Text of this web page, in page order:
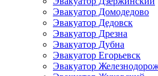
Эвакуатор Домодедово
Эвакуатор Дедовск
Эвакуатор Дрезна
Эвакуатор Дубна
Эвакуатор Егорьевск
Эвакуатор